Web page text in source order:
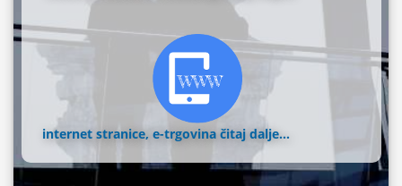
internet stranice, e-trgovina čitaj dalje...